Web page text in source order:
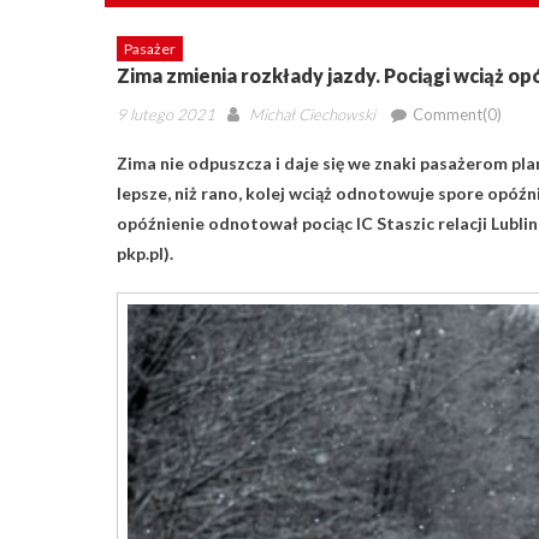
Pasażer
Zima zmienia rozkłady jazdy. Pociągi wciąż
Posted
9 lutego 2021 Author
Michał Ciechowski Comment(0)
Zima nie odpuszcza i daje się we znaki pasażerom
lepsze, niż rano, kolej wciąż odnotowuje spore
opóźnienie odnotował pociąc IC Staszic relacji
pkp.pl).